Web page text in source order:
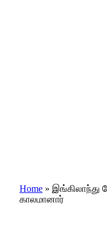
Home » இங்கிலாந்து
காலமானார்